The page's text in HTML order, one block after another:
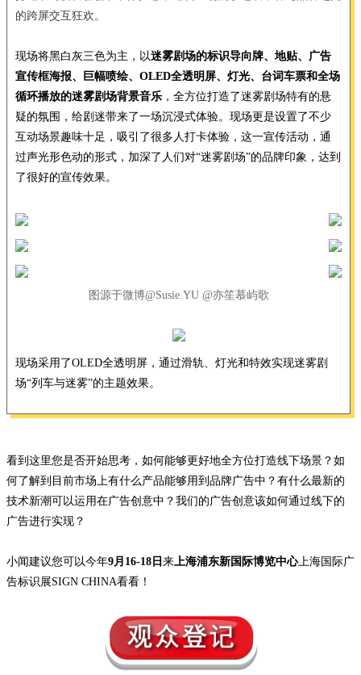
的跨屏交互狂欢。
现场将黑白灰三色为主，以迷雾剧场的标识导向牌、地贴、广告
宣传框海报、巨幅喷绘、OLED全透明屏、灯光、台词车票和全场
循环播放的迷雾剧场背景音乐 ，全方位打造了迷雾剧场特有的悬
疑的氛围，给剧迷带来了一场沉浸式体验。现场更是设置了不少
互动场景趣味十足，吸引了很多人打卡体验，这一宣传活动，通
过声光形色动的形式，加深了人们对“迷雾剧场”的品牌印象，达到
了很好的宣传效果。
图源于微博@Susie.YU @亦笙慕屿歌
现场采用了OLED全透明屏，通过滑轨、 灯光和特效实现迷雾剧
场“列车与迷雾”的主题效果。
看到这里您是否开始思考，如何能够更好地全方位打造线下场景？如
何了解到目前市场上有什么产品能够用到品牌广告中？有什么最新的
技术新潮可以运用在广告创意中？我们的广告创意该如何通过线下的
广告进行实现？
小闻建议您可以今年9月16-18日 来 上海浦东新国际博览中心上海国际广
告标识展SIGN CHINA看看！